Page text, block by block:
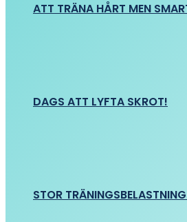
ATT TRÄNA HÅRT MEN
DAGS ATT LYFTA SKROT!
STOR